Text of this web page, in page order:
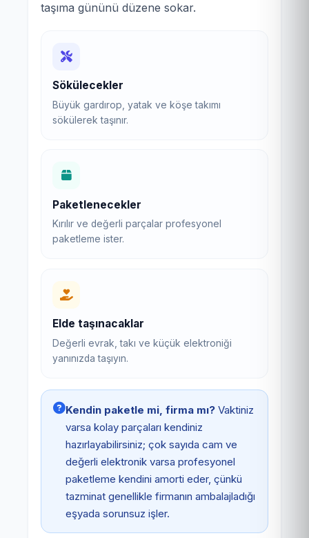
taşıma gününü düzene sokar.
Sökülecekler
Büyük gardırop, yatak ve köşe takımı
sökülerek taşınır.
Paketlenecekler
Kırılır ve değerli parçalar profesyonel
paketleme ister.
Elde taşınacaklar
Değerli evrak, takı ve küçük elektroniği
yanınızda taşıyın.
Kendin paketle mi, firma mı? Vaktiniz
varsa kolay parçaları kendiniz
hazırlayabilirsiniz; çok sayıda cam ve
değerli elektronik varsa profesyonel
paketleme kendini amorti eder, çünkü
tazminat genellikle firmanın ambalajladığı
eşyada sorunsuz işler.